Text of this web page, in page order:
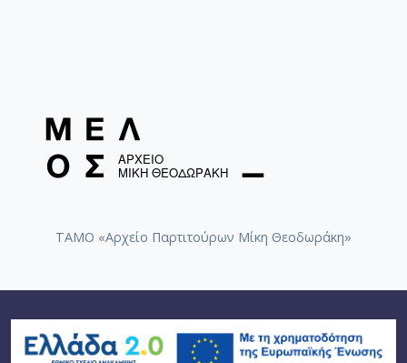
ΤΑΜΟ «Αρχείο Παρτιτούρων Μίκη Θεοδωράκη»